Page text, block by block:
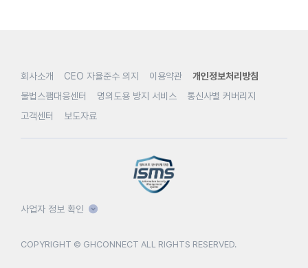
회사소개 CEO 자율준수 의지 이용약관
개인정보처리방침
불법스팸대응센터
명의도용 방지 서비스
통신사별 커버리지
고객센터
보도자료
사업자 정보 확인
COPYRIGHT © GHCONNECT ALL RIGHTS RESERVED.